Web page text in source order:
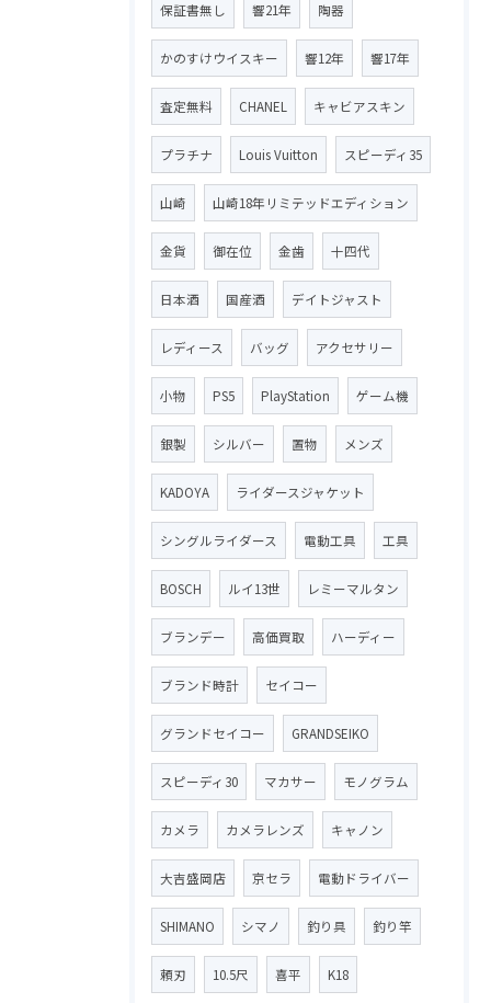
保証書無し 響21年 陶器
かのすけウイスキー 響12年 響17年
査定無料 CHANEL キャビアスキン
プラチナ Louis Vuitton スピーディ35
山崎 山崎18年リミテッドエディション
金貨 御在位 金歯 十四代
日本酒 国産酒 デイトジャスト
レディース バッグ アクセサリー
小物 PS5 PlayStation ゲーム機
銀製 シルバー 置物 メンズ
KADOYA ライダースジャケット
シングルライダース 電動工具 工具
BOSCH ルイ13世 レミーマルタン
ブランデー 高価買取 ハーディー
ブランド時計 セイコー
グランドセイコー GRANDSEIKO
スピーディ30 マカサー モノグラム
カメラ カメラレンズ キャノン
大吉盛岡店 京セラ 電動ドライバー
SHIMANO シマノ 釣り具 釣り竿
頼刃 10.5尺 喜平 K18